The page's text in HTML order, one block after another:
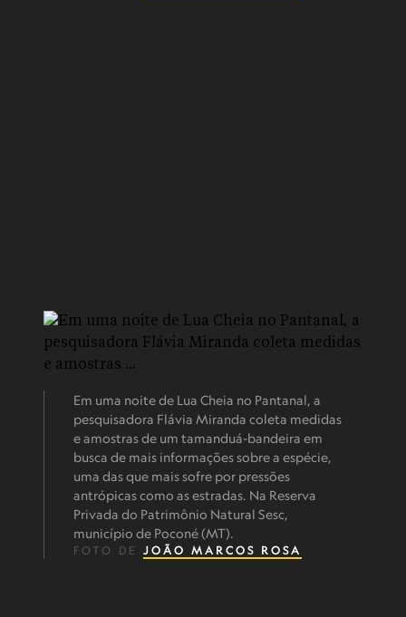
Em uma noite de Lua Cheia no Pantanal, a
pesquisadora Flávia Miranda coleta medidas
e amostras de um tamanduá-bandeira em
busca de mais informações sobre a espécie,
uma das que mais sofre por pressões
antrópicas como as estradas. Na Reserva
Privada do Patrimônio Natural Sesc,
município de Poconé (MT).
FOTO DE JOÃO MARCOS ROSA